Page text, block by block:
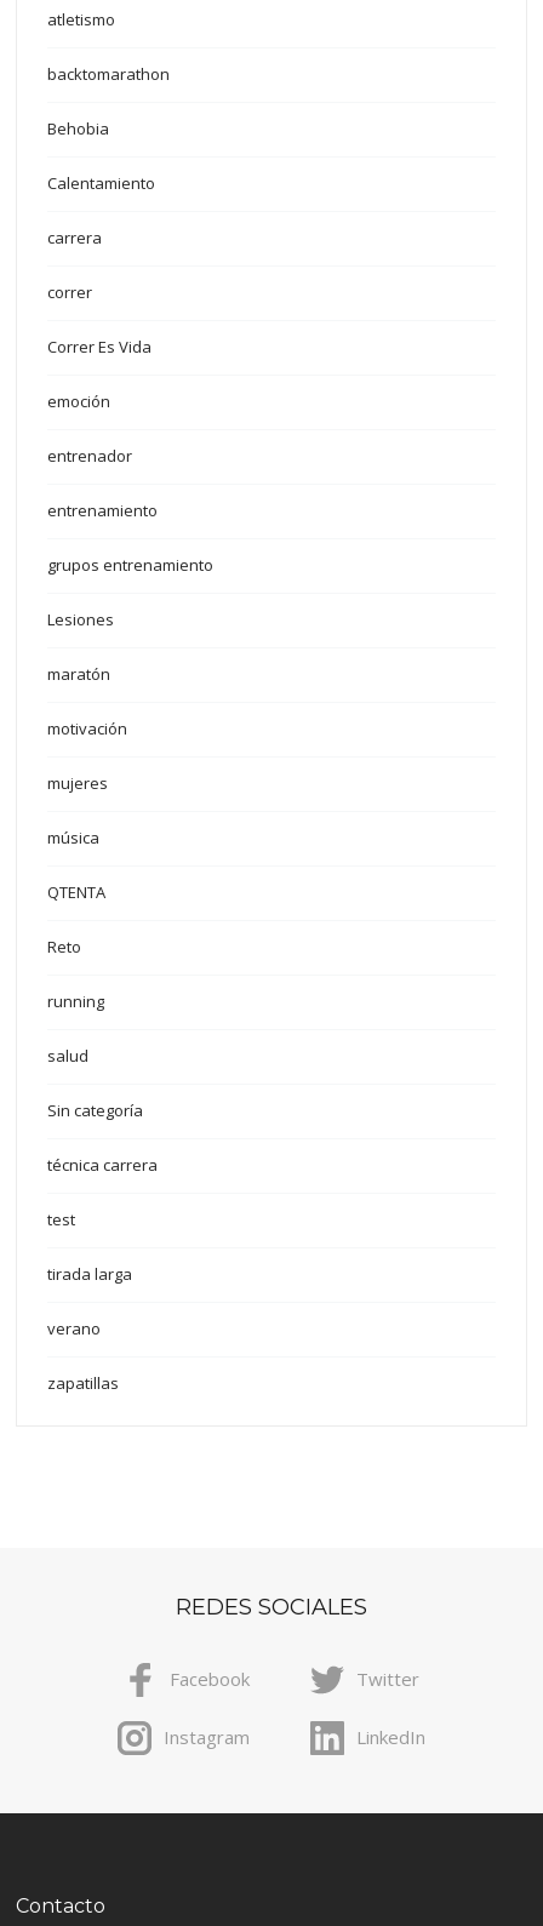
atletismo
backtomarathon
Behobia
Calentamiento
carrera
correr
Correr Es Vida
emoción
entrenador
entrenamiento
grupos entrenamiento
Lesiones
maratón
motivación
mujeres
música
QTENTA
Reto
running
salud
Sin categoría
técnica carrera
test
tirada larga
verano
zapatillas
REDES SOCIALES
Facebook Twitter
Instagram LinkedIn
Contacto